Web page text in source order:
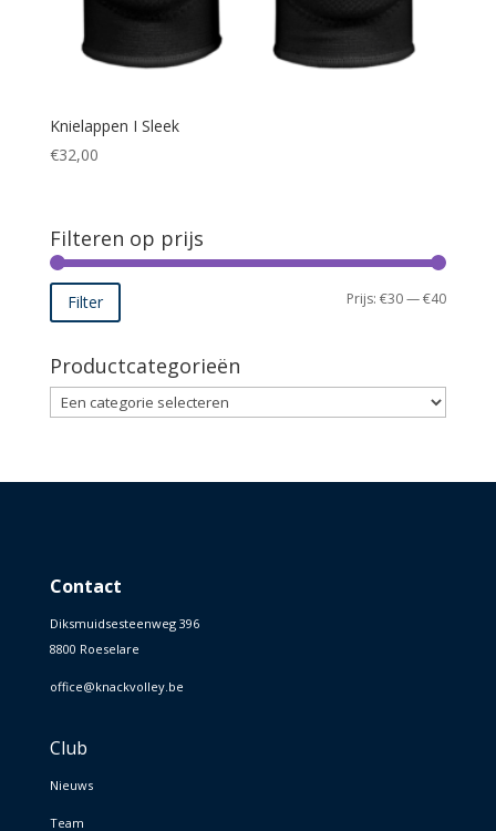
Knielappen I Sleek
€32,00
Filteren op prijs
Min.
Max.
Filter Prijs:€30—€40
Productcategorieën
Contact
Diksmuidsesteenweg 396
8800 Roeselare
office@knackvolley.be
Club
Nieuws
Team